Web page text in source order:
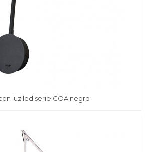
luz led serie GOA negro